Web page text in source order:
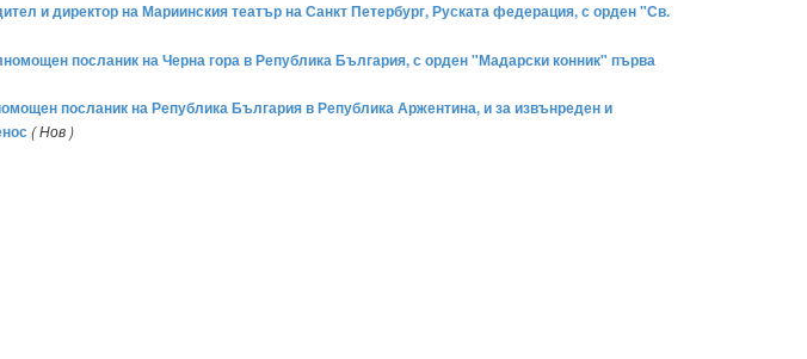
и директор на Мариинския театър на Санкт Петербург, Руската федерация, с орден "Св.
посланик на Черна гора в Република България, с орден "Мадарски конник" първа
посланик на Република България в Република Аржентина, и за извънреден и
( Нов )